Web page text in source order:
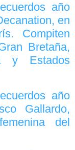
año
en
Compiten
Bretaña,
y Estados
año
Gallardo,
del